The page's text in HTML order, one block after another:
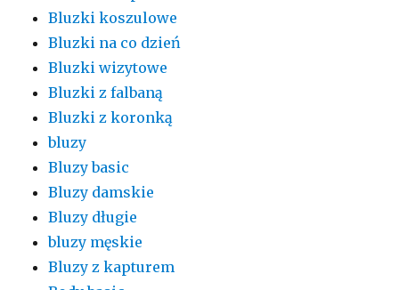
Bluzki koszulowe
Bluzki na co dzień
Bluzki wizytowe
Bluzki z falbaną
Bluzki z koronką
bluzy
Bluzy basic
Bluzy damskie
Bluzy długie
bluzy męskie
Bluzy z kapturem